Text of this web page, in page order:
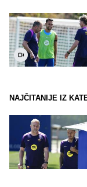
NAJČITANIJE IZ